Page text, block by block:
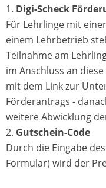
Digi-Scheck
Für Lehrlinge mit
einem Lehrbetrieb
Teilnahme am
im Anschluss an
mit dem Link zur
Förderantrags -
weitere Abwicklung
Gutschein-Code
Durch die Eingabe
Formular) wird der